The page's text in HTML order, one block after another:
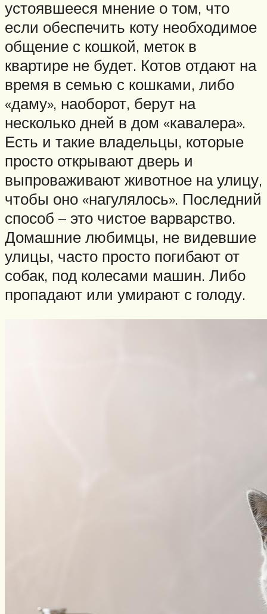
устоявшееся мнение о том, что
если обеспечить коту необходимое
общение с кошкой, меток в
квартире не будет. Котов отдают на
время в семью с кошками, либо
«даму», наоборот, берут на
несколько дней в дом «кавалера».
Есть и такие владельцы, которые
просто открывают дверь и
выпроваживают животное на улицу,
чтобы оно «нагулялось». Последний
способ – это чистое варварство.
Домашние любимцы, не видевшие
улицы, часто просто погибают от
собак, под колесами машин. Либо
пропадают или умирают с голоду.